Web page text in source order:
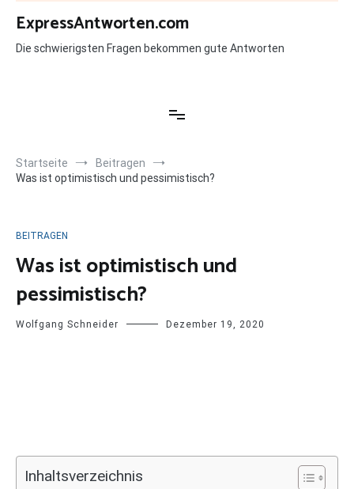
Zum
Inhalt
springen
ExpressAntworten.com
Die schwierigsten Fragen bekommen gute Antworten
Startseite
Beitragen
Was ist optimistisch und pessimistisch?
BEITRAGEN
Was ist optimistisch und
pessimistisch?
Wolfgang Schneider Dezember 19, 2020
Inhaltsverzeichnis